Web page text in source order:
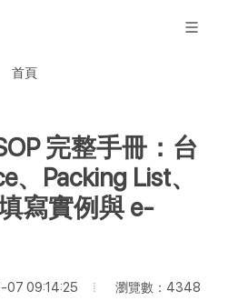
首頁
完整手冊：台
Packing List、
寫實例與 e-
07 09:14:25 瀏覽數：4348